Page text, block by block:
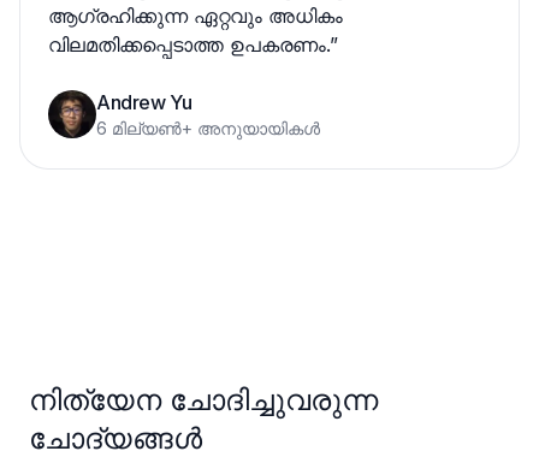
ആഗ്രഹിക്കുന്ന ഏറ്റവും അധികം
വിലമതിക്കപ്പെടാത്ത ഉപകരണം.”
Andrew Yu
6 മില്യൺ+ അനുയായികൾ
നിത്യേന ചോദിച്ചുവരുന്ന
ചോദ്യങ്ങൾ